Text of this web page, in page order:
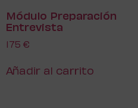
Módulo Preparación
Entrevista
175 €
Añadir al carrito